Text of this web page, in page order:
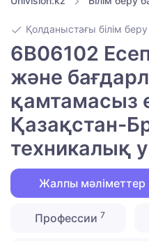
Қолданыстағы білім
6B06102
және
қамтамасыз
Қазақстан-
техникалық
Жалпы мәліметтер
Профессии 7